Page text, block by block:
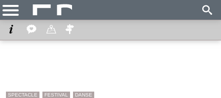
SPECTACLE FESTIVAL DANSE